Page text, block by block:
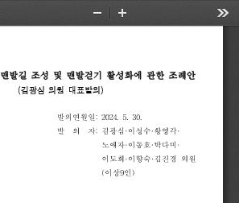
Zoom
맨발길 조성 및 맨발걷기 활성화에 관한 조례안
(김광심 의원 대표발의)
발의연월일: 2024. 5.
30.
발
의 자: 김광심 ·이성수·황영각·
노애자·이동호 ·박다미 ·
이도희·이향숙· 김진경
의원
(이상9인)